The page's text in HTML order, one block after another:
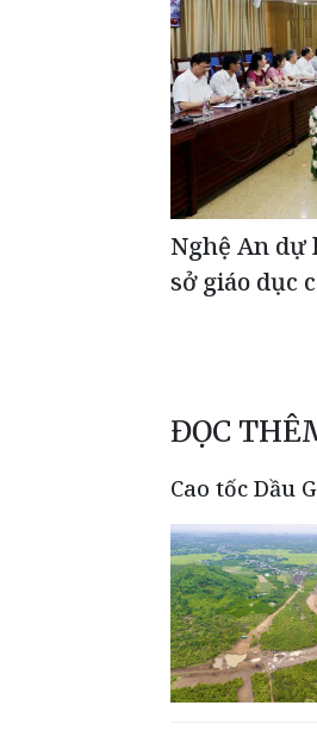
Nghệ An dự
sở giáo dục
ĐỌC
Cao tốc Dầu